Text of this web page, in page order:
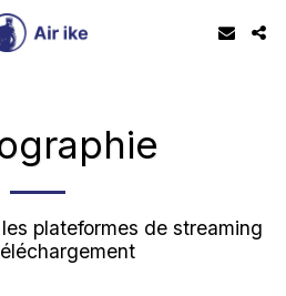
plateformes de streaming